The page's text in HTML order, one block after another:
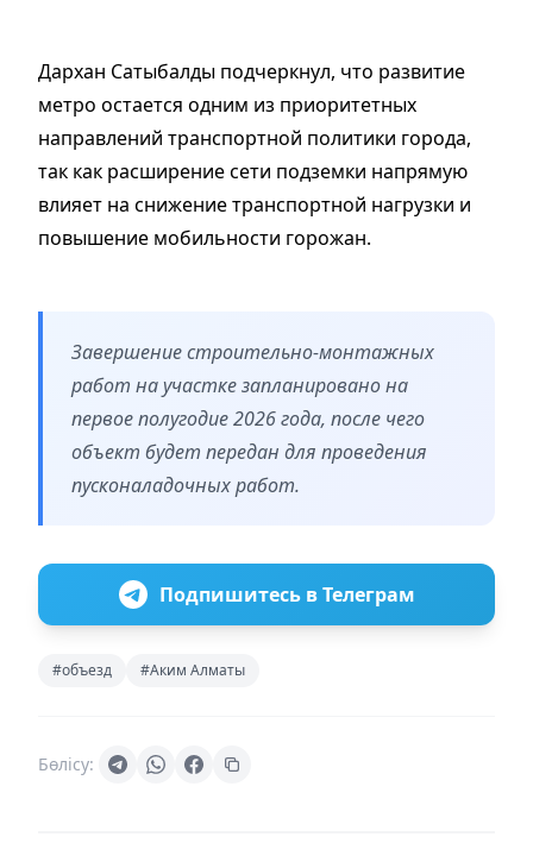
Дархан Сатыбалды подчеркнул, что развитие
метро остается одним из приоритетных
направлений транспортной политики города,
так как расширение сети подземки напрямую
влияет на снижение транспортной нагрузки и
повышение мобильности горожан.
Завершение строительно-монтажных
работ на участке запланировано на
первое полугодие 2026 года, после чего
объект будет передан для проведения
пусконаладочных работ.
Подпишитесь в Телеграм
#объезд #Аким Алматы
Бөлісу: